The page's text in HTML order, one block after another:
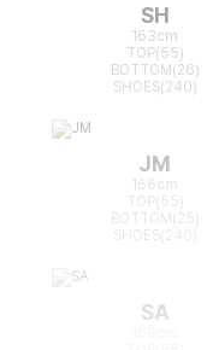
SH
163cm
TOP(55)
BOTTOM(26)
SHOES(240)
JM
166cm
TOP(55)
BOTTOM(25)
SA